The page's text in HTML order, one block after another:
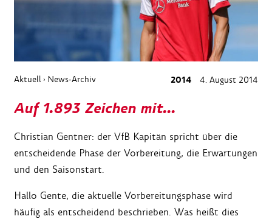
Aktuell › News-Archiv 2014 4. August 2014
Auf 1.893 Zeichen mit...
Christian Gentner: der VfB Kapitän spricht über die
entscheidende Phase der Vorbereitung, die Erwartungen
und den Saisonstart.
Hallo Gente, die aktuelle Vorbereitungsphase wird
häufig als entscheidend beschrieben. Was heißt dies